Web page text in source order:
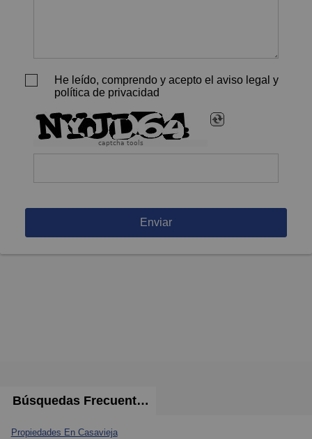
He leído, comprendo y acepto el aviso legal y
política de privacidad
captcha tools
Enviar
Búsquedas Frecuentes
Propiedades En Casavieja